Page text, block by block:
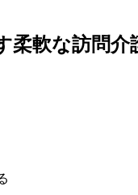
柔軟な訪問